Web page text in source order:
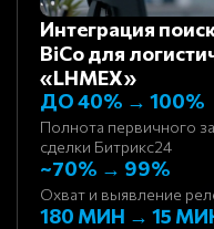
Интеграция
BiCo для
«LHMEX»
ДО 40% → 100%
Полнота первичного
сделки Битрикс24
~70% → 99%
Охват и выявление
180 МИН → 15